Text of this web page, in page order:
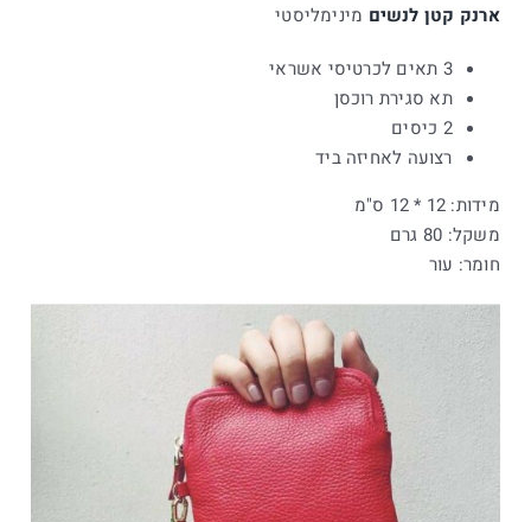
ארנק קטן לנשים מינימליסטי
3 תאים לכרטיסי אשראי
תא סגירת רוכסן
2 כיסים
רצועה לאחיזה ביד
מידות: 12 * 12 ס"מ
משקל: 80 גרם
חומר: עור